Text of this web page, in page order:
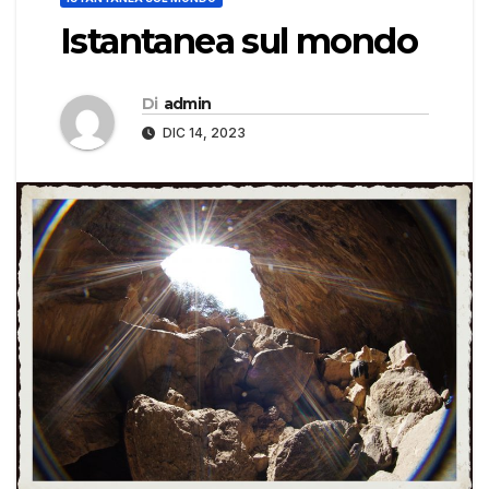
Istantanea sul mondo
Di admin
DIC 14, 2023